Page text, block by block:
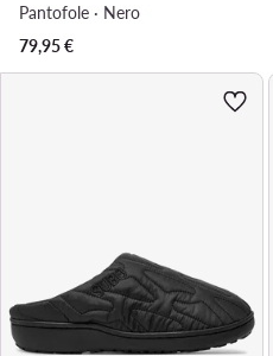
Pantofole · Nero
79,95€